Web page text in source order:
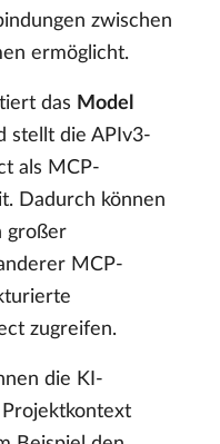
zwischen
ermöglicht.
das Model
stellt die APIv3-
als MCP-
Dadurch können
großer
MCP-
zugreifen.
die KI-